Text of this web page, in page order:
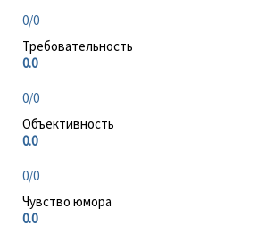
0/0
Требовательность
0.0
0/0
Объективность
0.0
0/0
Чувство юмора
0.0